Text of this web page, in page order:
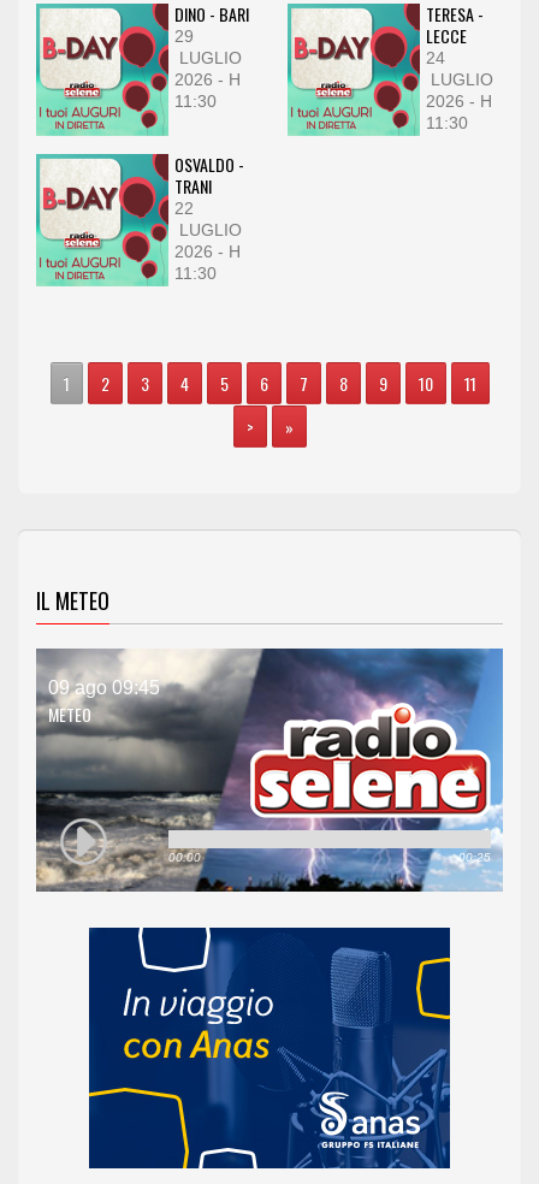
DINO - BARI
29
LUGLIO
2026 - H
11:30
TERESA -
LECCE
24
LUGLIO
2026 - H
11:30
OSVALDO -
TRANI
22
LUGLIO
2026 - H
11:30
1 2 3 4 5 6 7 8 9 10
11
>
»
IL METEO
09 ago 09:45
METEO
00:00 00:25